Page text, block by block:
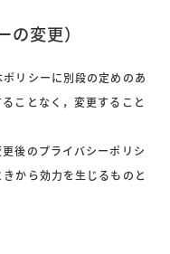
変更）
リシーに別段の定めのあ
ことなく，変更すること
後のプライバシーポリシ
から効力を生じるものと